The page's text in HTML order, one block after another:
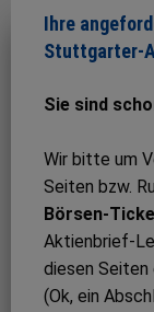
Ihre
Stuttgarter-
Sie sind
Wir bitte um
Seiten bzw.
Börsen-
Aktienbrief-
diesen Seiten
(Ok, ein